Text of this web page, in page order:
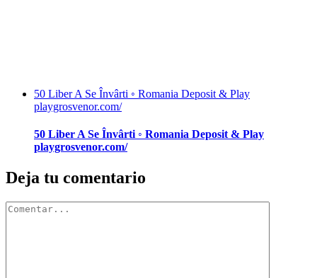
50 Liber A Se Învârti ◦ Romania Deposit & Play
playgrosvenor.com/
50 Liber A Se Învârti ◦ Romania Deposit & Play
playgrosvenor.com/
Deja tu comentario
Comentar